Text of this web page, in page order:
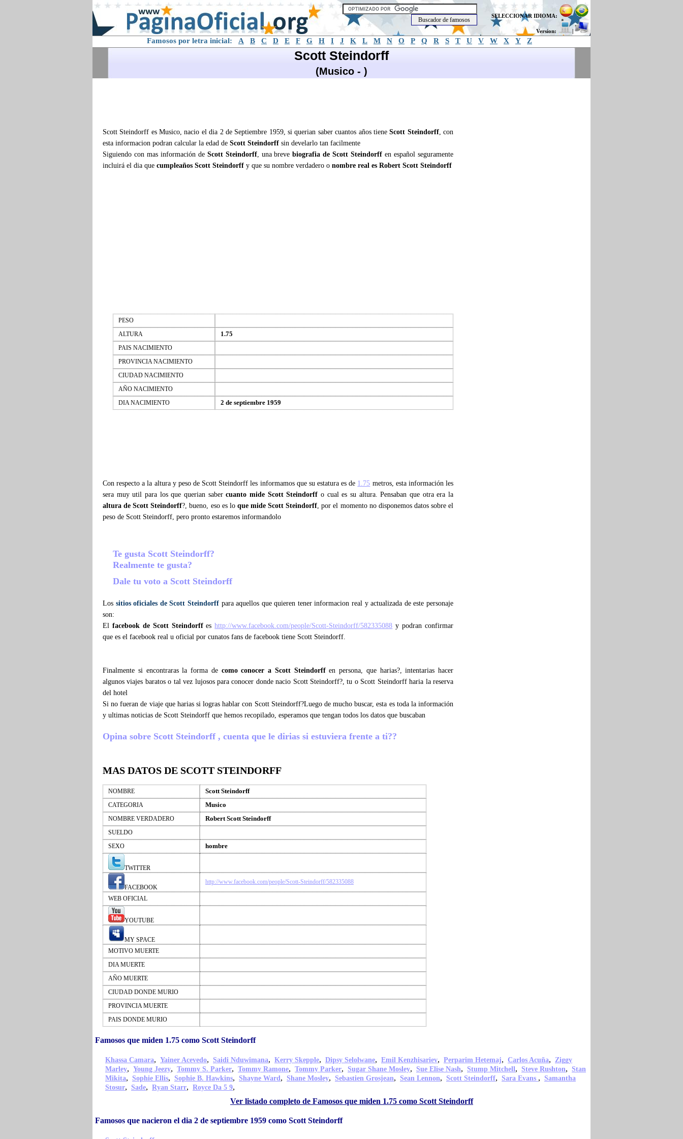
SELECCIONAR IDIOMA:
Version: |
Famosos por letra inicial: A B C D E F G H I J K L M N O P Q R S T U V W X Y Z
Scott Steindorff
(Musico - )
Scott Steindorff es Musico, nacio el dia 2 de Septiembre 1959, si querian saber cuantos años tieneScott Steindorff, con
esta informacion podran calcular la edad de Scott Steindorff sin develarlo tan facilmente
Siguiendo con mas información de Scott Steindorff, una brevebiografia de Scott Steindorff en español seguramente
incluirá el dia que cumpleaños Scott Steindorff y que su nombre verdadero o nombre real es Robert Scott Steindorff
PESO
ALTURA
1.75
PAIS NACIMIENTO
PROVINCIA NACIMIENTO
CIUDAD NACIMIENTO
AÑO NACIMIENTO
DIA NACIMIENTO
2 de septiembre 1959
Con respecto a la altura y peso de Scott Steindorff les informamos que su estatura es de 1.75 metros, esta información les
sera muy util para los que querian sabercuanto mide Scott Steindorff o cual es su altura. Pensaban que otra era la
altura de Scott Steindorff?, bueno, eso es lo que mide Scott Steindorff, por el momento no disponemos datos sobre el
peso de Scott Steindorff, pero pronto estaremos informandolo
Te gusta Scott Steindorff?
Realmente te gusta?
Dale tu voto a Scott Steindorff
Los sitios oficiales de Scott Steindorffpara aquellos que quieren tener informacion real y actualizada de este personaje
son:
El facebook de Scott Steindorffeshttp://www.facebook.com/people/Scott-Steindorff/582335088 y podran confirmar
que es el facebook real u oficial por cunatos fans de facebook tiene Scott Steindorff.
Finalmente si encontraras la forma de como conocer a Scott Steindorffen persona, que harias?, intentarias hacer
algunos viajes baratos o tal vez lujosos para conocer donde nacio Scott Steindorff?, tu o Scott Steindorff haria la reserva
del hotel
Si no fueran de viaje que harias si logras hablar con Scott Steindorff?Luego de mucho buscar, esta es toda la información
y ultimas noticias de Scott Steindorff que hemos recopilado, esperamos que tengan todos los datos que buscaban
Opina sobre Scott Steindorff , cuenta que le dirias si estuviera frente a ti??
MAS DATOS DE SCOTT STEINDORFF
NOMBRE Scott Steindorff
CATEGORIA Musico
NOMBRE VERDADERO Robert Scott Steindorff
SUELDO
SEXO
hombre
TWITTER
FACEBOOK
http://www.facebook.com/people/Scott-Steindorff/582335088
WEB OFICIAL
YOUTUBE
MY SPACE
MOTIVO MUERTE
DIA MUERTE
AÑO MUERTE
CIUDAD DONDE MURIO
PROVINCIA MUERTE
PAIS DONDE MURIO
Famosos que miden 1.75 como Scott Steindorff
Khassa Camara, Yainer Acevedo, Saidi Nduwimana, Kerry Skepple, Dipsy Selolwane, Emil Kenzhisariev, Perparim Hetemaj, Carlos Acuña, Ziggy
Marley, Young Jeezy, Tommy S. Parker, Tommy Ramone, Tommy Parker, Sugar Shane Mosley, Sue Elise Nash, Stump Mitchell, Steve Rushton, Stan
Mikita, Sophie Ellis, Sophie B. Hawkins, Shayne Ward, Shane Mosley, Sebastien Grosjean, Sean Lennon, Scott Steindorff, Sara Evans , Samantha
Stosur, Sade, Ryan Starr, Royce Da 5 9,
Ver listado completo de Famosos que miden 1.75 como Scott Steindorff
Famosos que nacieron el dia 2 de septiembre 1959 como Scott Steindorff